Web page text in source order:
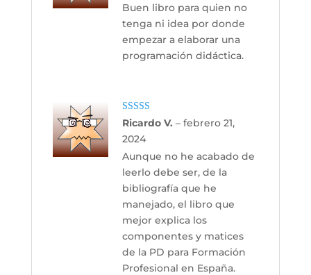
Buen libro para quien no
tenga ni idea por donde
empezar a elaborar una
programación didáctica.
Valorado con
5 de 5
Ricardo V. – febrero 21,
2024
Aunque no he acabado de
leerlo debe ser, de la
bibliografía que he
manejado, el libro que
mejor explica los
componentes y matices
de la PD para Formación
Profesional en España.